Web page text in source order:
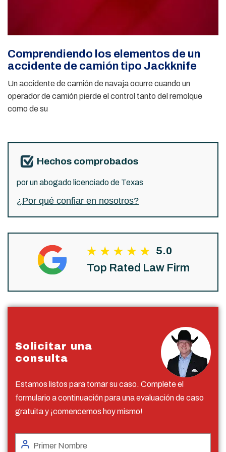
Comprendiendo los elementos de un
accidente de camión tipo Jackknife
Un accidente de camión de navaja ocurre cuando un
operador de camión pierde el control tanto del remolque
como de su
Hechos comprobados
por un abogado licenciado de Texas
¿Por qué confiar en nosotros?
5.0
Top Rated Law Firm
Solicitar una
consulta
Estamos listos para tomar su caso. Complete el
formulario a continuación para una evaluación de caso
gratuita y ¡comencemos hoy mismo!